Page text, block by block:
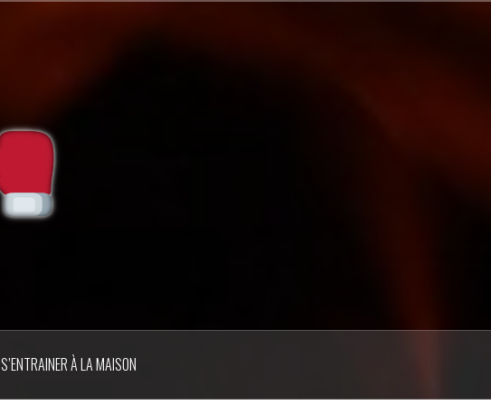
S’ENTRAINER À LA MAISON